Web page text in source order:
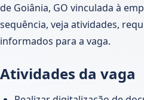
de Goiânia, GO vinculada à
sequência, veja atividades,
informados para a vaga.
Atividades da vaga